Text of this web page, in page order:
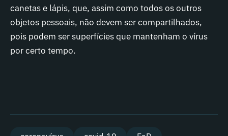
canetas e lápis, que, assim como todos os outros
objetos pessoais, não devem ser compartilhados,
pois podem ser superfícies que mantenham o vírus
por certo tempo.